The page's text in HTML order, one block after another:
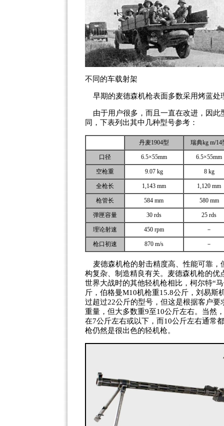
不同的车载射架
早期的麦德森机枪表面多数采用烤蓝处
由于用户很多，而且一直在改进，因
同，下表列出其中几种型号参考：
丹麦1904型 瑞典kg m/14
口径 6.5×55mm 6.5×55mm
空枪重 9.07 kg 8 kg
全枪长 1,143 mm 1,120 mm
枪管长 584 mm 580 mm
弹匣容量 30 rds 25 rds
理论射速 450 rpm －
枪口初速 870 m/s －
麦德森机枪的射击精度高、性能可靠，
构复杂、制造精良有关。麦德森机枪的
世界大战时的其他轻机枪相比，柯尔特“
斤，伯格曼M10机枪重15.8公斤 ，刘易斯
过超过22公斤的型号，但这是根据客户
重量，但大多数重9至10公斤左右。当然
在7公斤左右或以下，而10公斤左右通常
枪仍然是很出色的轻机枪。